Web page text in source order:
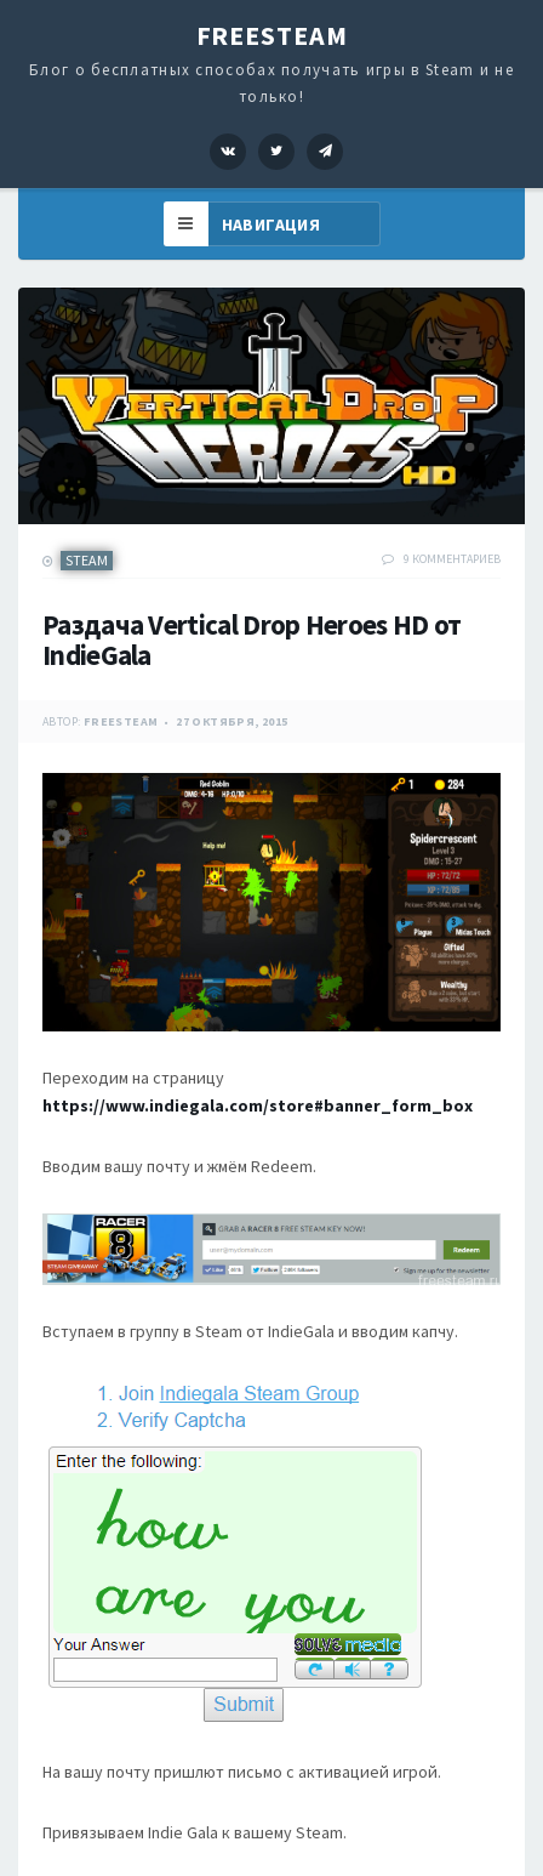
FREESTEAM
Блог о бесплатных способах получать игры в Steam и не
только!
VK Twitter
STEAM 9 КОММЕНТАРИЕВ
Раздача Vertical Drop Heroes HD от
IndieGala
АВТОР: FREESTEAM 27 ОКТЯБРЯ, 2015
Переходим на страницу
https://www.indiegala.com/store#banner_form_box
Вводим вашу почту и жмём Redeem.
Вступаем в группу в Steam от IndieGala и вводим капчу.
На вашу почту пришлют письмо с активацией игрой.
Привязываем Indie Gala к вашему Steam.